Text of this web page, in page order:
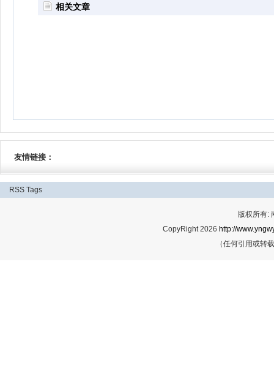
相关文章
友情链接：
RSS Tags
版权所有:
CopyRight 2026 http://
（任何引用或转